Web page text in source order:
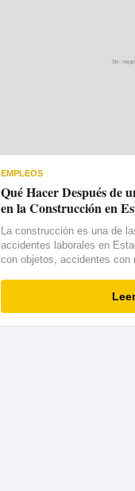
EMPLEOS
Qué Hacer Después de
en la Construcción en
La construcción es una de
accidentes laborales en
con objetos, accidentes con